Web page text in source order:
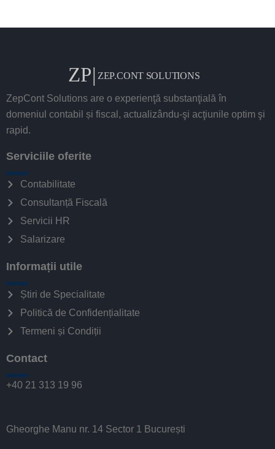
ZepCont Solutions are o experienţă substanţială în
domeniul contabil și fiscal, actualizându-şi acţiunile optim şi
rapid.
Serviciile oferite
Contabilitate
Consultanță Fiscală
Servicii HR
Salarizare
Informații utile
Știri de Specialitate
Politică de Confidențialitate
Termeni și Condiții
Contact
+40 21 313 19 96
Gheorghe Manu nr. 14 Sector 1 București